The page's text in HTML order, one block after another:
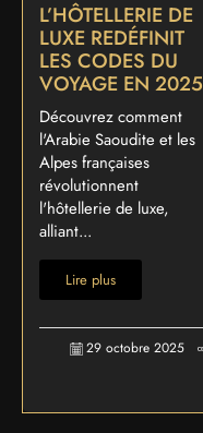
L’HÔTELLERIE DE
LUXE REDÉFINIT
LES CODES DU
VOYAGE EN 2025
Découvrez comment
l'Arabie Saoudite et les
Alpes françaises
révolutionnent
l'hôtellerie de luxe,
alliant...
Lire plus
29 octobre 2025